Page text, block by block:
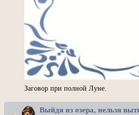
Заговор при полной Луне.
Выйдя из озера, нельзя